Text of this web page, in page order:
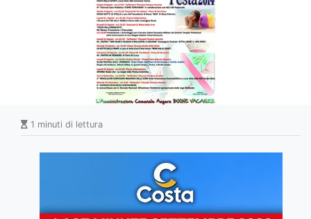
1 minuti di lettura